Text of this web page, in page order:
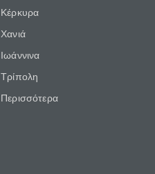
Κέρκυρα
Χανιά
Ιωάννινα
Τρίπολη
Περισσότερα